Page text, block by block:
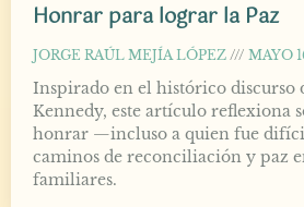
Honrar para lograr la Paz
JORGE RAÚL MEJÍA LÓPEZ MAYO
Inspirado en el histórico discurso
Kennedy, este artículo reflexiona
honrar —incluso a quien fue
caminos de reconciliación y paz
familiares.